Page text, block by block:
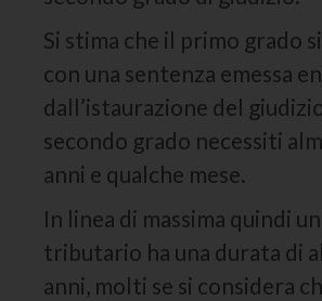
Si stima che il primo grado
con una sentenza emessa
dall’istaurazione del
secondo grado necessiti
anni e qualche mese.
In linea di massima quindi
tributario ha una durata di
anni, molti se si considera